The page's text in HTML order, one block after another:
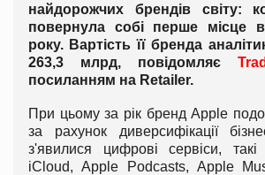
найдорожчих брендів світу:
повернула собі перше місце
року. Вартість її бренда
263,3 млрд, повідомляє
посиланням на Retailer.
При цьому за рік бренд Apple
за рахунок диверсифікації
з'явилися цифрові сервіси,
iCloud, Apple Podcasts, Apple